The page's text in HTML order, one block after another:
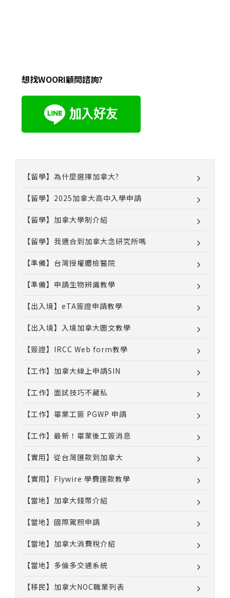
想找WOORI顧問諮詢?
【留學】為什麼選擇加拿大?
【留學】2025加拿大高中入學申請
【留學】加拿大學制介紹
【留學】我適合到加拿大念研究所嗎
【準備】台灣授權體檢醫院
【準備】申請生物辨識教學
【出入境】eTA簽證申請教學
【出入境】入境加拿大圖文教學
【簽證】IRCC Web form教學
【工作】加拿大線上申請SIN
【工作】面試技巧不藏私
【工作】畢業工簽 PGWP 申請
【工作】最新！畢業後工簽消息
【實用】從台灣匯款到加拿大
【實用】Flywire 學費匯款教學
【當地】加拿大錢幣介紹
【當地】國際駕照申請
【當地】加拿大消費稅介紹
【當地】多倫多交通系統
【移民】加拿大NOC職業列表